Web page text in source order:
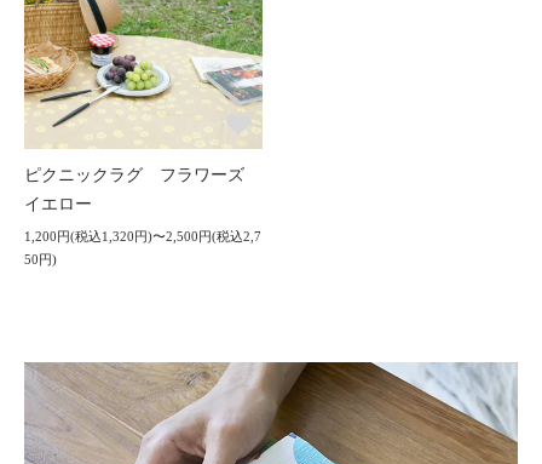
ピクニックラグ フラワーズ
イエロー
1,200円(税込1,320円)〜2,500円(税込2,7
50円)